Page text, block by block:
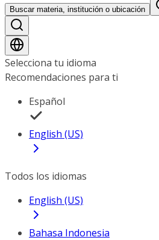
Buscar materia, institución o ubicación
Selecciona tu idioma
Recomendaciones para ti
Español
English (US)
Todos los idiomas
English (US)
Bahasa Indonesia